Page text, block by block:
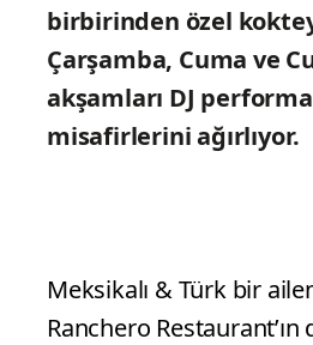
birbirinden özel
Çarşamba, Cuma ve
akşamları DJ
misafirlerini ağırlıyor.
Meksikalı & Türk bir
Ranchero